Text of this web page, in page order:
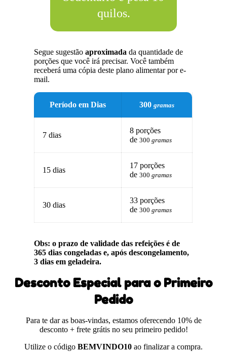
quilos.
Segue sugestãoaproximada da quantidade de
porções que você irá precisar. Você também
receberá uma cópia deste plano alimentar por e-
mail.
Período em Dias 300gramas
7 dias
8 porções
de300gramas
15 dias
17 porções
de300gramas
30 dias
33 porções
de300gramas
Obs: o prazo de validade das refeições é de
365 dias congeladas e, após descongelamento,
3 dias em geladeira.
Desconto Especial para o Primeiro
Pedido
Para te dar as boas-vindas, estamos oferecendo 10% de
desconto + frete grátis no seu primeiro pedido!
Utilize o código BEMVINDO10 ao finalizar a compra.